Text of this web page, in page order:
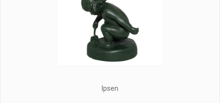
Ipsen